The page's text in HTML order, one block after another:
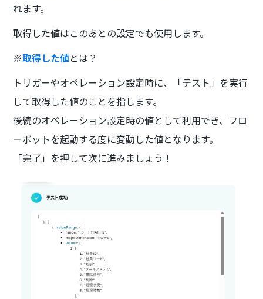
れます。
取得した値はこのあとの設定でも使用します。
※取得した値とは？
トリガーやオペレーション設定時に、「テスト」を実行
して取得した値のことを指します。
後続のオペレーション設定時の値として利用でき、フロ
ーボットを起動する度に変動した値となります。
「完了」を押して次に進みましょう！